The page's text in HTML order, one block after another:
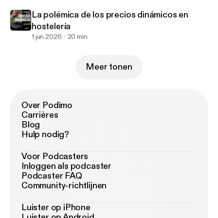
las plataformas
La polémica de los precios dinámicos en
hostelería
1 jun 2026 20 min
Meer tonen
Over Podimo
Carrières
Blog
Hulp nodig?
Voor Podcasters
Inloggen als podcaster
Podcaster FAQ
Community-richtlijnen
Luister op iPhone